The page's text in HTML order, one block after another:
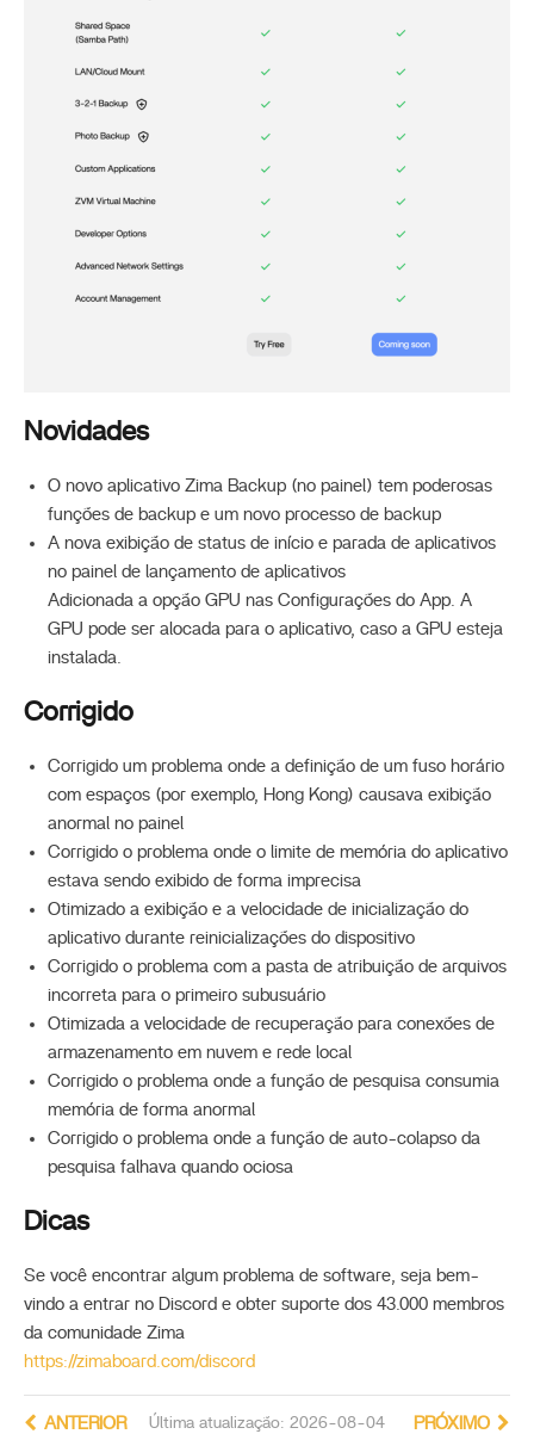
Novidades
O novo aplicativo Zima Backup (no painel) tem poderosas
funções de backup e um novo processo de backup
A nova exibição de status de início e parada de aplicativos
no painel de lançamento de aplicativos
Adicionada a opção GPU nas Configurações do App. A
GPU pode ser alocada para o aplicativo, caso a GPU esteja
instalada.
Corrigido
Corrigido um problema onde a definição de um fuso horário
com espaços (por exemplo, Hong Kong) causava exibição
anormal no painel
Corrigido o problema onde o limite de memória do aplicativo
estava sendo exibido de forma imprecisa
Otimizado a exibição e a velocidade de inicialização do
aplicativo durante reinicializações do dispositivo
Corrigido o problema com a pasta de atribuição de arquivos
incorreta para o primeiro subusuário
Otimizada a velocidade de recuperação para conexões de
armazenamento em nuvem e rede local
Corrigido o problema onde a função de pesquisa consumia
memória de forma anormal
Corrigido o problema onde a função de auto-colapso da
pesquisa falhava quando ociosa
Dicas
Se você encontrar algum problema de software, seja bem-
vindo a entrar no Discord e obter suporte dos 43.000 membros
da comunidade Zima
https://zimaboard.com/discord
Última atualização: 2026-08-04
ANTERIOR PRÓXIMO